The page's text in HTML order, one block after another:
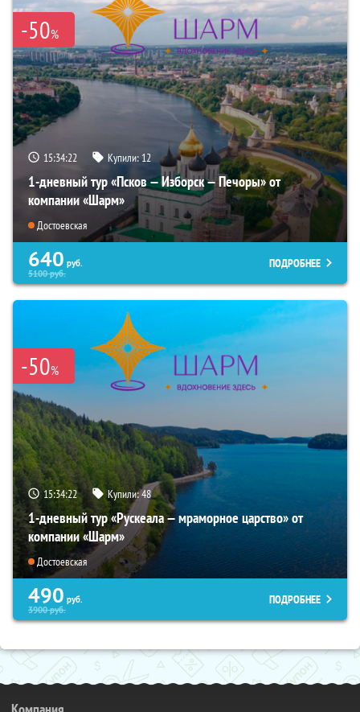
-50%
15:34:21 Купили:12
1-дневный тур «Псков — Изборск — Печоры» от
компании «Шарм»
Достоевская
640 руб.
5100руб.
ПОДРОБНЕЕ
-50%
15:34:21 Купили:48
1-дневный тур «Рускеала — мраморное царство» от
компании «Шарм»
Достоевская
490 руб.
3900руб.
ПОДРОБНЕЕ